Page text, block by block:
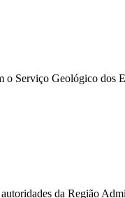
o Serviço Geológico
da Região